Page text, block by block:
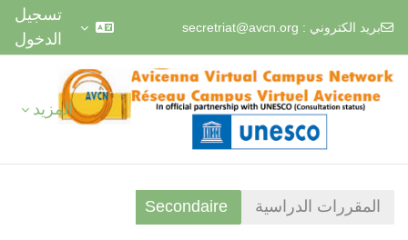
تخطى إلى المحتوى الرئيسي
بريد الكتروني : secretriat@avcn.org
تسجيل
الدخول
المزيد
المقررات الدراسية Secondaire